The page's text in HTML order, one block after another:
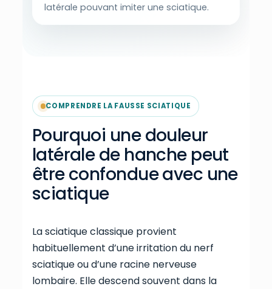
latérale pouvant imiter une sciatique.
COMPRENDRE LA FAUSSE SCIATIQUE
Pourquoi une douleur
latérale de hanche peut
être confondue avec une
sciatique
La sciatique classique provient
habituellement d’une irritation du nerf
sciatique ou d’une racine nerveuse
lombaire. Elle descend souvent dans la